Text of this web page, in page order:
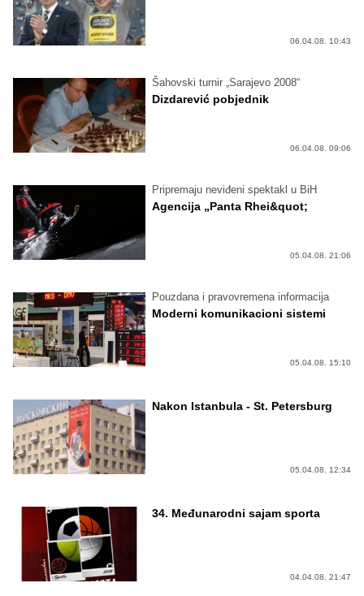
06.04.08. 10:43
Šahovski turnir „Sarajevo 2008“
Dizdarević pobjednik
06.04.08. 09:06
Pripremaju neviđeni spektakl u BiH
Agencija „Panta Rhei&quot;
05.04.08. 21:06
Pouzdana i pravovremena informacija
Moderni komunikacioni sistemi
05.04.08. 15:10
Nakon Istanbula - St. Petersburg
05.04.08. 12:34
34. Međunarodni sajam sporta
04.04.08. 21:47